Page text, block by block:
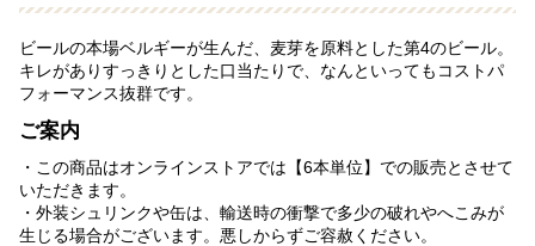
ビールの本場ベルギーが生んだ、麦芽を原料とした第4のビール。
キレがありすっきりとした口当たりで、なんといってもコストパ
フォーマンス抜群です。
ご案内
・この商品はオンラインストアでは【6本単位】での販売とさせて
いただきます。
・外装シュリンクや缶は、輸送時の衝撃で多少の破れやへこみが
生じる場合がございます。悪しからずご容赦ください。